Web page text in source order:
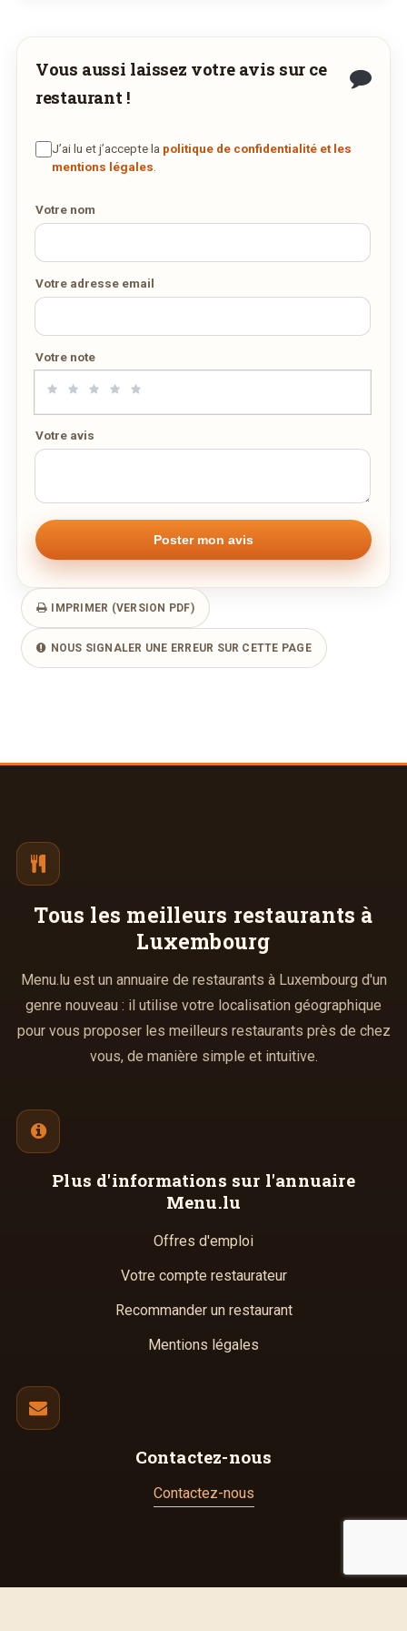
Vous aussi laissez votre avis sur ce
restaurant !
J’ai lu et j’accepte la politique de confidentialité et les
mentions légales
Votre nom
Votre adresse email
Votre note
Votre avis
IMPRIMER (VERSION PDF)
NOUS SIGNALER UNE ERREUR SUR CETTE PAGE
Tous les meilleurs restaurants à
Luxembourg
Menu.lu est un annuaire de restaurants à Luxembourg d'un
genre nouveau : il utilise votre localisation géographique
pour vous proposer les meilleurs restaurants près de chez
vous, de manière simple et intuitive.
Plus d'informations sur l'annuaire
Menu.lu
Offres d'emploi
Votre compte restaurateur
Recommander un restaurant
Mentions légales
Contactez-nous
Contactez-nous